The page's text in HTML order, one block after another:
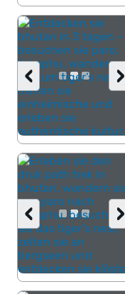
›
‹
›
‹